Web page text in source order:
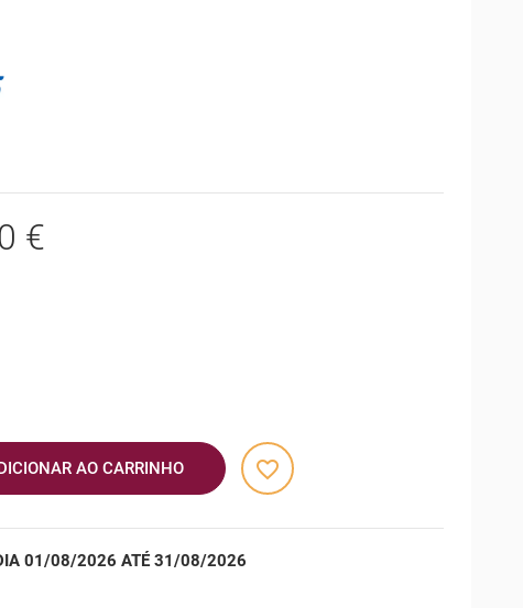
€
AO CARRINHO favorite_border
01/08/2026 ATÉ 31/08/2026